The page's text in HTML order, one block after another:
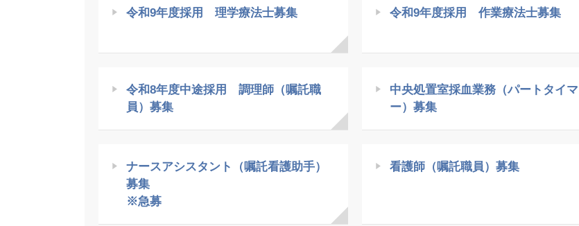
令和9年度採用 理学療法士募集 令和9年度採用 作業療法士募集
令和8年度中途採用 調理師（嘱託職
員）募集
中央処置室採血業務（パートタイマ
ー）募集
ナースアシスタント（嘱託看護助手）
募集
※急募
看護師（嘱託職員）募集